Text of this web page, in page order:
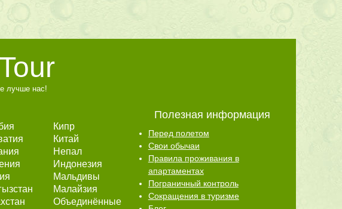
лучше нас!
Кипр
Китай
Непал
Индонезия
Мальдивы
Малайзия
Объединённые
Полезная информация
Перед полетом
Свои обычаи
Правила проживания в
апартаментах
Пограничный контроль
Сокращения в туризме